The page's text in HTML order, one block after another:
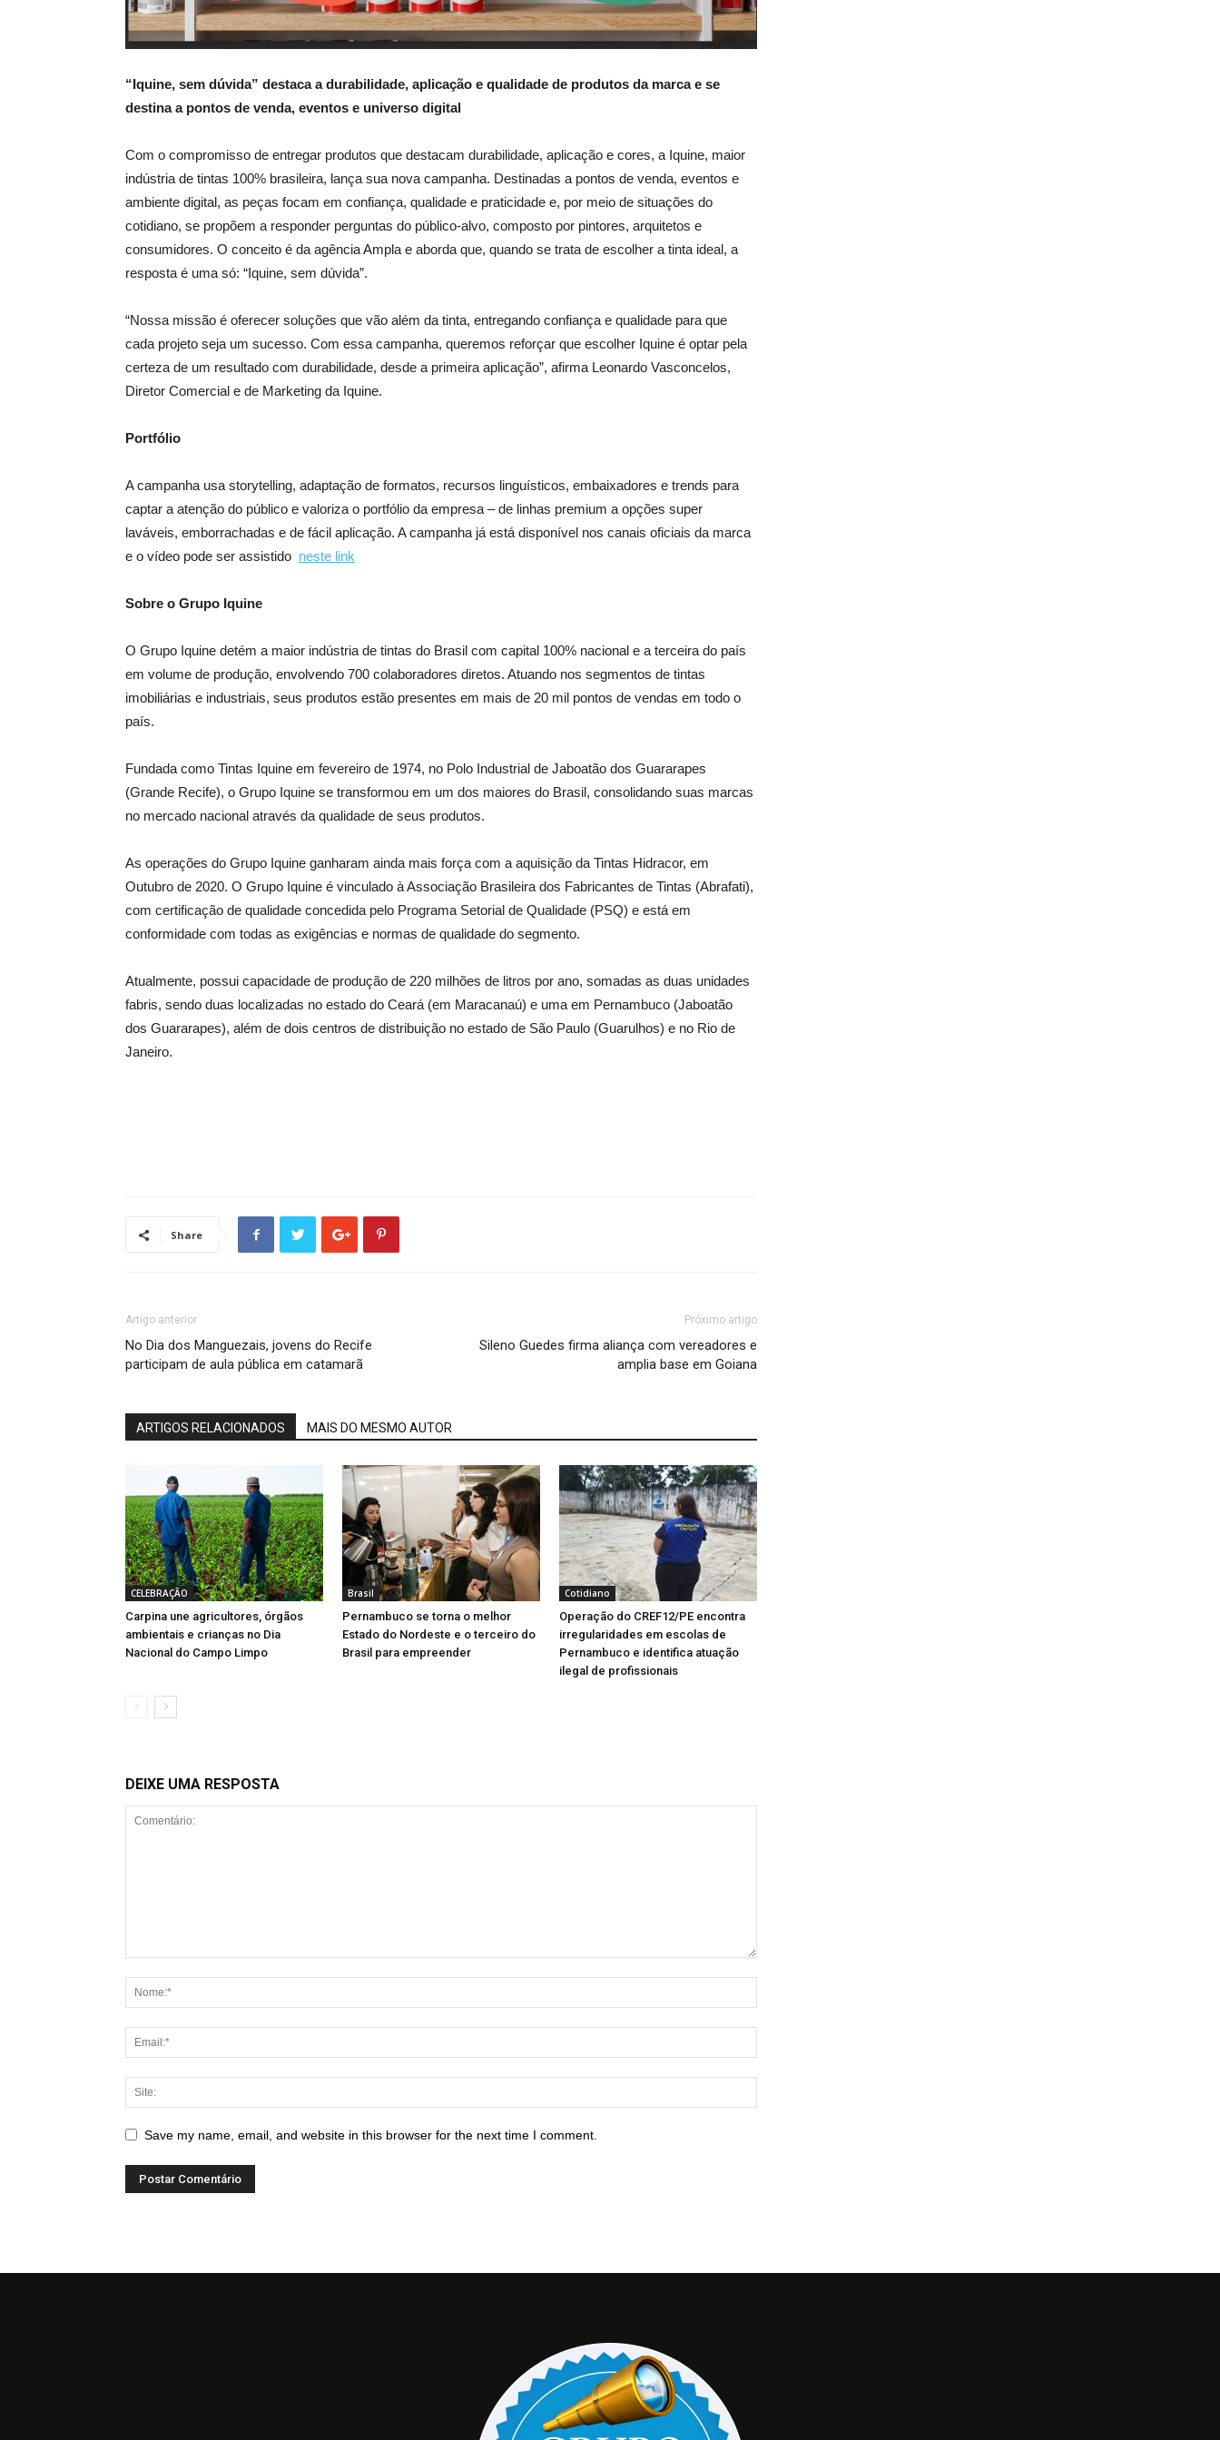
“Iquine, sem dúvida” destaca a durabilidade, aplicação e qualidade de produtos da marca e se
destina a pontos de venda, eventos e universo digital
Com o compromisso de entregar produtos que destacam durabilidade, aplicação e cores, a Iquine, maior
indústria de tintas 100% brasileira, lança sua nova campanha. Destinadas a pontos de venda, eventos e
ambiente digital, as peças focam em confiança, qualidade e praticidade e, por meio de situações do
cotidiano, se propõem a responder perguntas do público-alvo, composto por pintores, arquitetos e
consumidores. O conceito é da agência Ampla e aborda que, quando se trata de escolher a tinta ideal, a
resposta é uma só: “Iquine, sem dúvida”.
“Nossa missão é oferecer soluções que vão além da tinta, entregando confiança e qualidade para que
cada projeto seja um sucesso. Com essa campanha, queremos reforçar que escolher Iquine é optar pela
certeza de um resultado com durabilidade, desde a primeira aplicação”, afirma Leonardo Vasconcelos,
Diretor Comercial e de Marketing da Iquine.
Portfólio
A campanha usa storytelling, adaptação de formatos, recursos linguísticos, embaixadores e trends para
captar a atenção do público e valoriza o portfólio da empresa – de linhas premium a opções super
laváveis, emborrachadas e de fácil aplicação. A campanha já está disponível nos canais oficiais da marca
e o vídeo pode ser assistido neste link
Sobre o Grupo Iquine
O Grupo Iquine detém a maior indústria de tintas do Brasil com capital 100% nacional e a terceira do país
em volume de produção, envolvendo 700 colaboradores diretos. Atuando nos segmentos de tintas
imobiliárias e industriais, seus produtos estão presentes em mais de 20 mil pontos de vendas em todo o
país.
Fundada como Tintas Iquine em fevereiro de 1974, no Polo Industrial de Jaboatão dos Guararapes
(Grande Recife), o Grupo Iquine se transformou em um dos maiores do Brasil, consolidando suas marcas
no mercado nacional através da qualidade de seus produtos.
As operações do Grupo Iquine ganharam ainda mais força com a aquisição da Tintas Hidracor, em
Outubro de 2020. O Grupo Iquine é vinculado à Associação Brasileira dos Fabricantes de Tintas (Abrafati),
com certificação de qualidade concedida pelo Programa Setorial de Qualidade (PSQ) e está em
conformidade com todas as exigências e normas de qualidade do segmento.
Atualmente, possui capacidade de produção de 220 milhões de litros por ano, somadas as duas unidades
fabris, sendo duas localizadas no estado do Ceará (em Maracanaú) e uma em Pernambuco (Jaboatão
dos Guararapes), além de dois centros de distribuição no estado de São Paulo (Guarulhos) e no Rio de
Janeiro.
Share
Artigo anterior
No Dia dos Manguezais, jovens do Recife
participam de aula pública em catamarã
Próximo artigo
Sileno Guedes firma aliança com vereadores e
amplia base em Goiana
ARTIGOS RELACIONADOS MAIS DO MESMO AUTOR
CELEBRAÇÃO
Carpina une agricultores, órgãos
ambientais e crianças no Dia
Nacional do Campo Limpo
Brasil
Pernambuco se torna o melhor
Estado do Nordeste e o terceiro do
Brasil para empreender
Cotidiano
Operação do CREF12/PE encontra
irregularidades em escolas de
Pernambuco e identifica atuação
ilegal de profissionais
DEIXE UMA RESPOSTA
Save my name, email, and website in this browser for the next time I comment.